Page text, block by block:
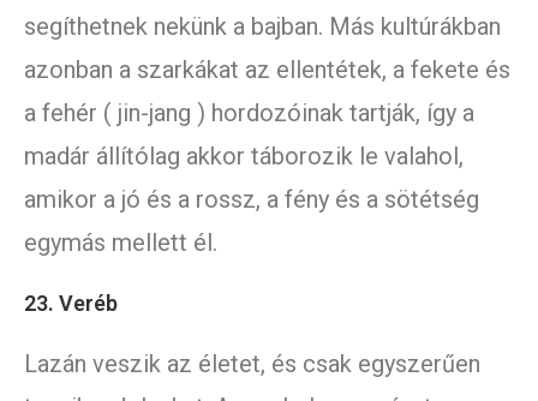
segíthetnek nekünk a bajban. Más kultúrákban
azonban a szarkákat az ellentétek, a fekete és
a fehér ( jin-jang ) hordozóinak tartják, így a
madár állítólag akkor táborozik le valahol,
amikor a jó és a rossz, a fény és a sötétség
egymás mellett él.
23. Veréb
Lazán veszik az életet, és csak egyszerűen